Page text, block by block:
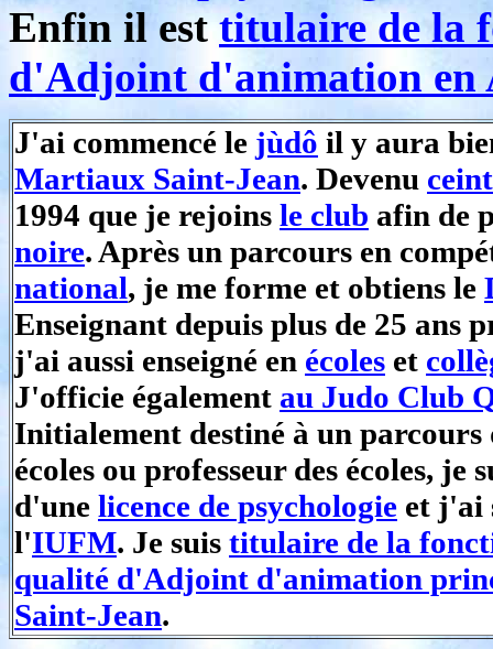
Enfin il esttitulaire de la
d'Adjoint d'animation en
J'ai commencé le jùdô il y aura
Martiaux Saint-Jean. Devenu
1994 que je rejoins le club afin de
noire. Après un parcours en
national, je me forme et obtiens le
Enseignant depuis plus de 25 ans
j'ai aussi enseigné en écoles et
J'officie également au Judo Club
Initialement destiné à un parcours
écoles ou professeur des écoles, je
d'une licence de psychologie et j'ai
l'IUFM. Je suis titulaire de la
qualité d'Adjoint d'animation
Saint-Jean.